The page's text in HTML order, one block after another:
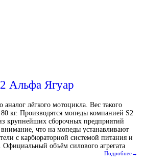
Альфа Ягуар
лёгкого мотоцикла. Вес такого
кг. Производятся мопеды компанией S2
крупнейших сборочных предприятий
что на мопеды устанавливают
с карбюраторной системой питания и
объём силового агрегата
Подробнее→